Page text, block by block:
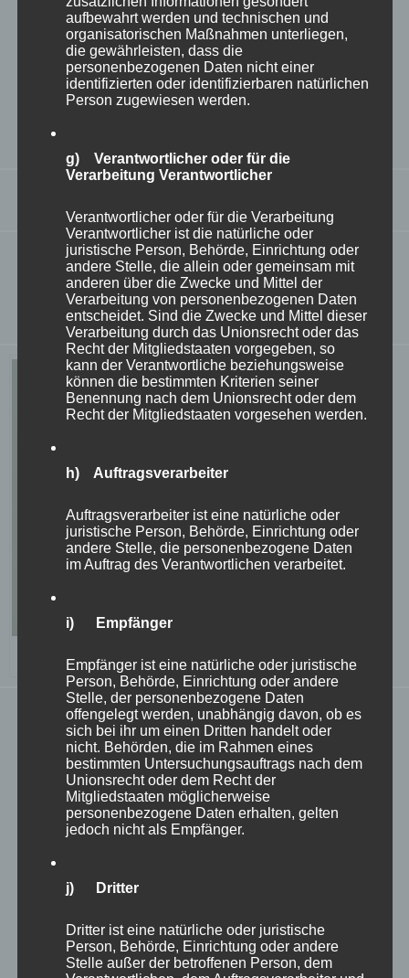
figures and statues of St Peter and St Paul on volute
flanks running out to the sides and statues of St
Sebastian and St Florian on the inside. The tabernacle is
richly decorated and has a tempietto top. There is a
A highlight of the first Sunday in Advent at Walpersdorf
Castle is the meal in the castle kitchen after the concert
in the castle chapel.
The logo of the Walpersdorf castle kitchen shows two
upright, double-tailed lions holding a four-pronged fork.
In the Middle Ages, four was considered the number of
the earthly and the double-tailed lion is documented as
the heraldic animal of the Czech Republic from 1248.
With the rise of Přemysl Ottokar II as king, the heraldic
animal established itself as the symbol of the Kingdom
of Bohemia. The Bohemian lion remained the coat of
arms of the Kingdom of Bohemia until the end of 1918.
aufbewahrt werden und technischen und
organisatorischen Maßnahmen unterliegen,
die gewährleisten, dass die
personenbezogenen Daten nicht einer
identifizierten oder identifizierbaren natürlichen
Person zugewiesen werden.
g) Verantwortlicher oder für die
Verarbeitung Verantwortlicher
Verantwortlicher oder für die Verarbeitung
Verantwortlicher ist die natürliche oder
juristische Person, Behörde, Einrichtung oder
andere Stelle, die allein oder gemeinsam mit
anderen über die Zwecke und Mittel der
Verarbeitung von personenbezogenen Daten
entscheidet. Sind die Zwecke und Mittel dieser
Verarbeitung durch das Unionsrecht oder das
Recht der Mitgliedstaaten vorgegeben, so
kann der Verantwortliche beziehungsweise
können die bestimmten Kriterien seiner
Benennung nach dem Unionsrecht oder dem
Recht der Mitgliedstaaten vorgesehen werden.
h) Auftragsverarbeiter
Auftragsverarbeiter ist eine natürliche oder
juristische Person, Behörde, Einrichtung oder
andere Stelle, die personenbezogene Daten
im Auftrag des Verantwortlichen verarbeitet.
i) Empfänger
Empfänger ist eine natürliche oder juristische
Person, Behörde, Einrichtung oder andere
Stelle, der personenbezogene Daten
offengelegt werden, unabhängig davon, ob es
sich bei ihr um einen Dritten handelt oder
nicht. Behörden, die im Rahmen eines
bestimmten Untersuchungsauftrags nach dem
Unionsrecht oder dem Recht der
Mitgliedstaaten möglicherweise
personenbezogene Daten erhalten, gelten
jedoch nicht als Empfänger.
j) Dritter
Dritter ist eine natürliche oder juristische
Person, Behörde, Einrichtung oder andere
Stelle außer der betroffenen Person, dem